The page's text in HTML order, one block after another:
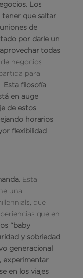
. Los
tener que saltar
de
por darle un
todas
de negocios
para
Esta filosofía
en auge
de estos
horarios
flexibilidad
. Esta
una
que
que en
“baby
y sobriedad
generacional
experimentar
en los viajes